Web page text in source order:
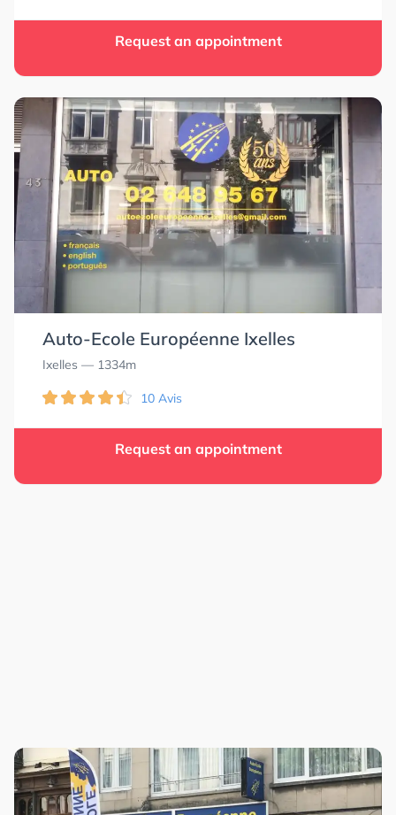
Request an appointment
Auto-Ecole Européenne Ixelles
Ixelles — 1334m
10 Avis
Request an appointment